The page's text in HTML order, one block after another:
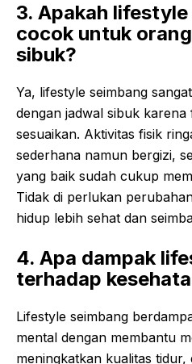
3. Apakah
cocok untuk
sibuk?
Ya, lifestyle seimbang
dengan jadwal sibuk karena
sesuaikan. Aktivitas fisik
sederhana namun bergizi,
yang baik sudah cukup
Tidak di perlukan
hidup lebih sehat dan
4. Apa dampak
terhadap
Lifestyle seimbang
mental dengan membantu
meningkatkan kualitas tidur,